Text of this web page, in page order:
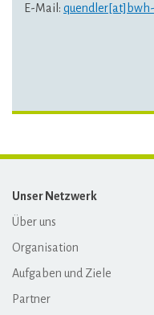
E-Mail:
Unser Netzwerk
Über uns
Organisation
Aufgaben und Ziele
Partner